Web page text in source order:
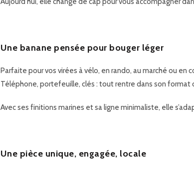
Une banane pensée pour bouger léger
Parfaite pour vos virées à vélo, en rando, au marché ou en
Téléphone, portefeuille, clés : tout rentre dans son
Avec ses finitions marines et sa ligne minimaliste, elle
Une pièce unique, engagée, locale